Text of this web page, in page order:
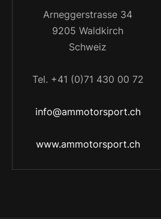
Arneggerstrasse 34
9205 Waldkirch
Schweiz
Tel. +41 (0)71 430 00 72
info@ammotorsport.ch
www.ammotorsport.ch